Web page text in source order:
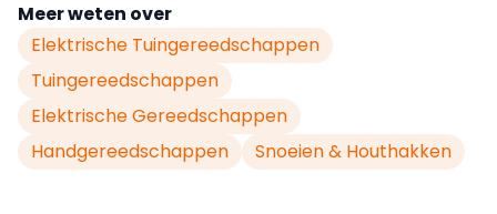
Meer weten over
Elektrische Tuingereedschappen
Tuingereedschappen
Elektrische Gereedschappen
Handgereedschappen
Snoeien & Houthakken